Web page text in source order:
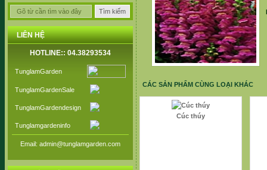
LIÊN HỆ
HOTLINE:: 04.38293534
TunglamGarden
TunglamGardenSale
TunglamGardendesign
Tunglamgardeninfo
Email: admin@tunglamgarden.com
CÁC SẢN PHẨM CÙNG LOẠI KHÁC
Cúc thúy